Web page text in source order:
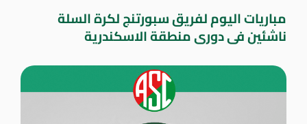
مباريات اليوم لفريق سبورتنج لكرة السلة
ناشئين فى دورى منطقة الاسكندرية